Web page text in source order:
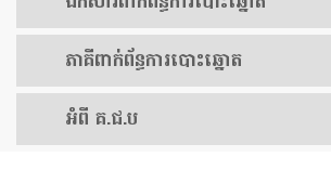
​ភាគីពាក់ព័ន្ធ​​ការ​បោះឆ្នោត
អំពី គ.ជ.ប